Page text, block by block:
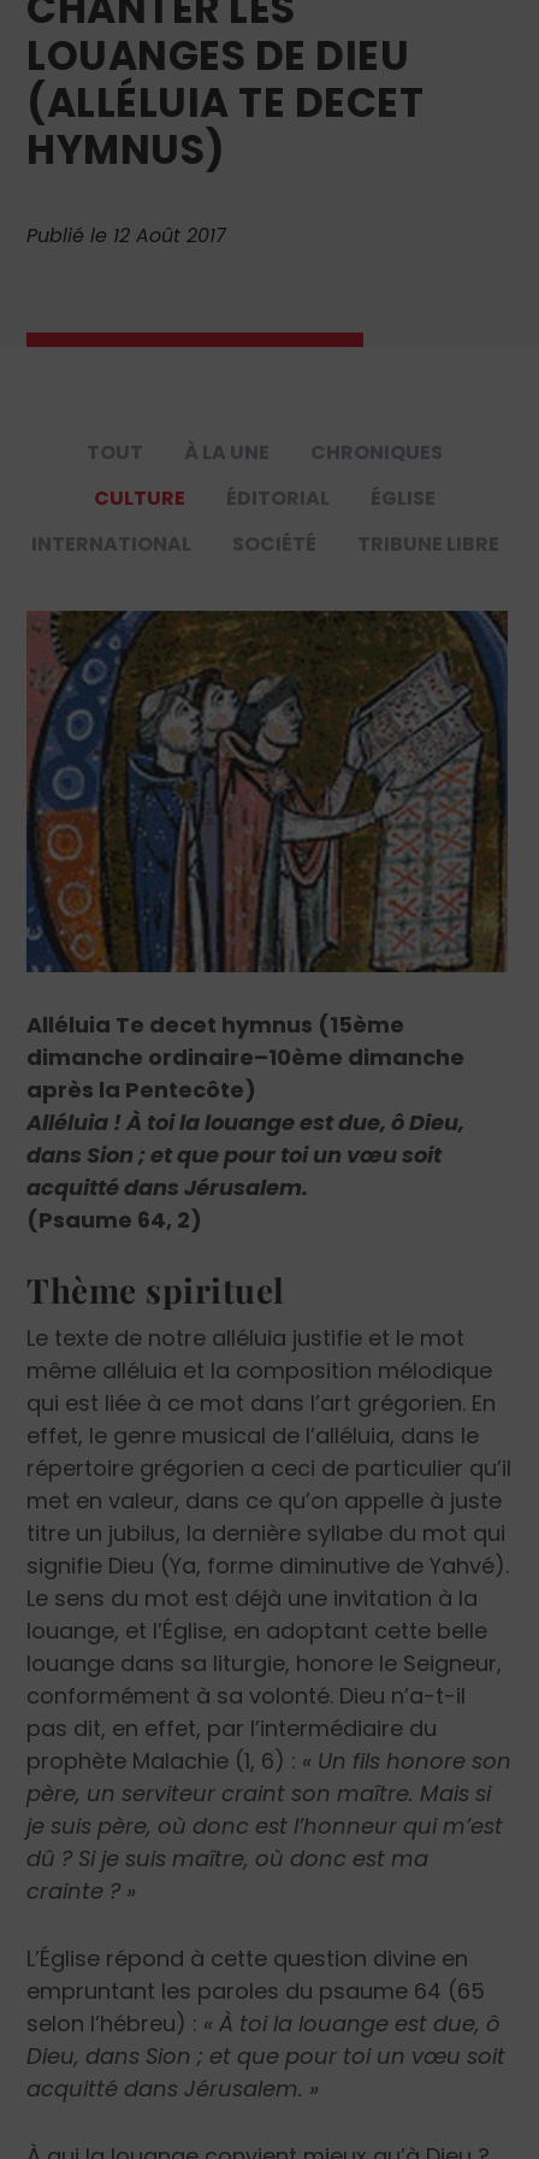
LOUANGES DE DIEU
(ALLÉLUIA TE DECET
HYMNUS)
Publié le 12 Août 2017
TOUT À LA UNE
CHRONIQUES
CULTURE
ÉDITORIAL
ÉGLISE
INTERNATIONAL
SOCIÉTÉ TRIBUNE LIBRE
Alléluia Te decet hymnus (15ème
dimanche ordinaire–10ème dimanche
après la Pentecôte)
Alléluia ! À toi la louange est due, ô Dieu,
dans Sion ; et que pour toi un vœu soit
acquitté dans Jérusalem.
(Psaume 64, 2)
Thème spirituel
Le texte de notre alléluia justifie et le mot
même alléluia et la composition mélodique
qui est liée à ce mot dans l’art grégorien. En
effet, le genre musical de l’alléluia, dans le
répertoire grégorien a ceci de particulier qu’il
met en valeur, dans ce qu’on appelle à juste
titre un jubilus, la dernière syllabe du mot qui
signifie Dieu (Ya, forme diminutive de Yahvé).
Le sens du mot est déjà une invitation à la
louange, et l’Église, en adoptant cette belle
louange dans sa liturgie, honore le Seigneur,
conformément à sa volonté. Dieu n’a-t-il
pas dit, en effet, par l’intermédiaire du
prophète Malachie (1, 6) : « Un fils honore son
père, un serviteur craint son maître. Mais si
je suis père, où donc est l’honneur qui m’est
dû ? Si je suis maître, où donc est ma
crainte ? »
L’Église répond à cette question divine en
empruntant les paroles du psaume 64 (65
selon l’hébreu) : « À toi la louange est due, ô
Dieu, dans Sion ; et que pour toi un vœu soit
acquitté dans Jérusalem. »